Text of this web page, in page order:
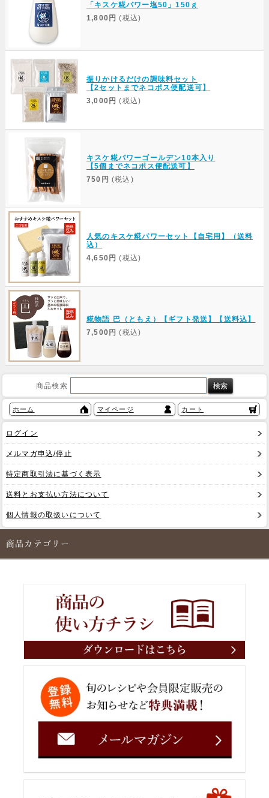
「キスケ糀パワー塩50」150ｇ
1,800円 (税込)
振りかけるだけの調味料セット
【2セットまでネコポス便配送可】
3,000円 (税込)
キスケ糀パワーゴールデン10本入り
【5個までネコポス便配送可】
750円 (税込)
人気のキスケ糀パワーセット【自宅用】（送料
込）
4,650円 (税込)
糀物語 巴（ともえ）【ギフト発送】【送料込】
7,500円 (税込)
商品検索
ホーム マイページ カート
ログイン
メルマガ申込/停止
特定商取引法に基づく表示
送料とお支払い方法について
個人情報の取扱いについて
商品カテゴリー